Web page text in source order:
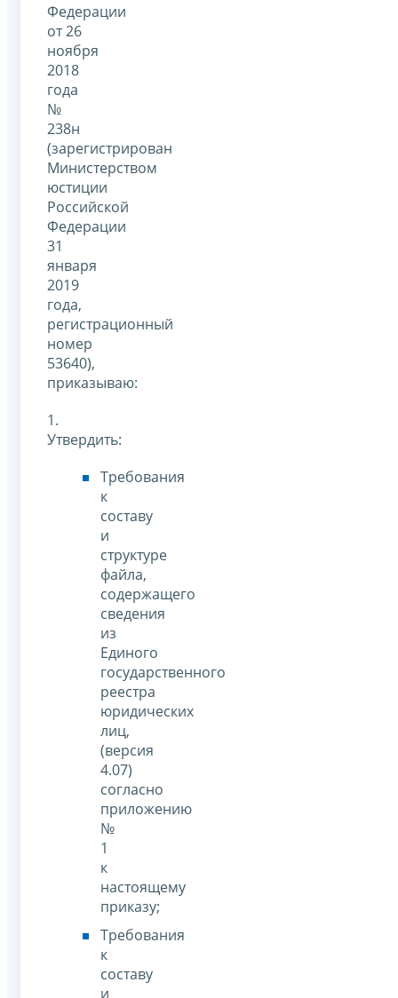
Федерации
от 26
ноября
2018
года
№
238н
(зарегистрирован
Министерством
юстиции
Российской
Федерации
31
января
2019
года,
регистрационный
номер
53640),
приказываю:
1.
Утвердить:
Требования
к
составу
и
структуре
файла,
содержащего
сведения
из
Единого
государственного
реестра
юридических
лиц,
(версия
4.07)
согласно
приложению
№
1
к
настоящему
приказу;
Требования
к
составу
и